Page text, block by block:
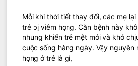
Mỗi khi thời tiết thay đổi, các mẹ
trẻ bị viêm họng. Căn bệnh này
nhưng khiến trẻ mệt mỏi và khó
cuộc sống hàng ngày. Vậy nguyên
họng ở trẻ là gì,